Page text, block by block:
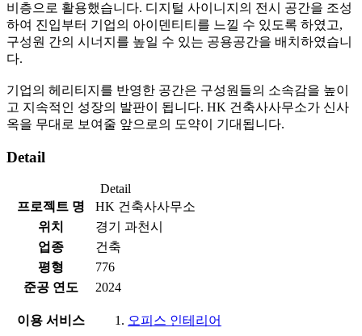
비층으로 활용했습니다. 디지털 사이니지의 전시 공간을 조성
하여 진입부터 기업의 아이덴티티를 느낄 수 있도록 하였고,
구성원 간의 시너지를 높일 수 있는 공용공간을 배치하였습니
다.
기업의 헤리티지를 반영한 공간은 구성원들의 소속감을 높이
고 지속적인 성장의 발판이 됩니다. HK 건축사사무소가 신사
옥을 무대로 보여줄 앞으로의 도약이 기대됩니다.
Detail
Detail
프로젝트 명
HK 건축사사무소
위치
경기 과천시
업종
건축
평형
776
준공 연도
2024
이용 서비스 오피스 인테리어